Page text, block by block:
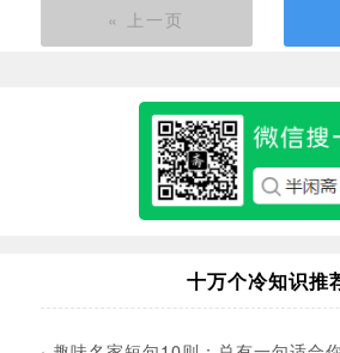
« 上一页
十万个冷知识推